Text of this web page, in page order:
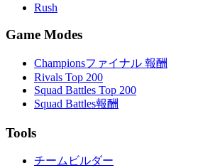
Rush
Game Modes
Championsファイナル 報酬
Rivals Top 200
Squad Battles Top 200
Squad Battles報酬
Tools
チームビルダー